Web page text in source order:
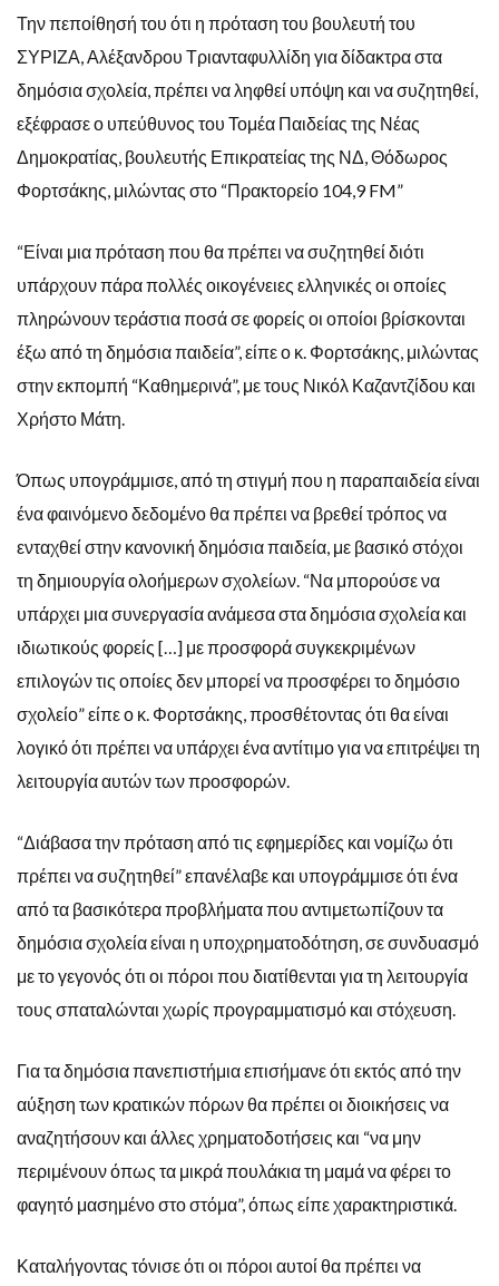
Την πεποίθησή του ότι η πρόταση του βουλευτή του
ΣΥΡΙΖΑ, Αλέξανδρου Τριανταφυλλίδη για δίδακτρα στα
δημόσια σχολεία, πρέπει να ληφθεί υπόψη και να συζητηθεί,
εξέφρασε ο υπεύθυνος του Τομέα Παιδείας της Νέας
Δημοκρατίας, βουλευτής Επικρατείας της ΝΔ, Θόδωρος
Φορτσάκης, μιλώντας στο “Πρακτορείο 104,9 FM”
“Είναι μια πρόταση που θα πρέπει να συζητηθεί διότι
υπάρχουν πάρα πολλές οικογένειες ελληνικές οι οποίες
πληρώνουν τεράστια ποσά σε φορείς οι οποίοι βρίσκονται
έξω από τη δημόσια παιδεία”, είπε ο κ. Φορτσάκης, μιλώντας
στην εκπομπή “Καθημερινά”, με τους Νικόλ Καζαντζίδου και
Χρήστο Μάτη.
Όπως υπογράμμισε, από τη στιγμή που η παραπαιδεία είναι
ένα φαινόμενο δεδομένο θα πρέπει να βρεθεί τρόπος να
ενταχθεί στην κανονική δημόσια παιδεία, με βασικό στόχοι
τη δημιουργία ολοήμερων σχολείων. “Να μπορούσε να
υπάρχει μια συνεργασία ανάμεσα στα δημόσια σχολεία και
ιδιωτικούς φορείς […] με προσφορά συγκεκριμένων
επιλογών τις οποίες δεν μπορεί να προσφέρει το δημόσιο
σχολείο” είπε ο κ. Φορτσάκης, προσθέτοντας ότι θα είναι
λογικό ότι πρέπει να υπάρχει ένα αντίτιμο για να επιτρέψει τη
λειτουργία αυτών των προσφορών.
“Διάβασα την πρόταση από τις εφημερίδες και νομίζω ότι
πρέπει να συζητηθεί” επανέλαβε και υπογράμμισε ότι ένα
από τα βασικότερα προβλήματα που αντιμετωπίζουν τα
δημόσια σχολεία είναι η υποχρηματοδότηση, σε συνδυασμό
με το γεγονός ότι οι πόροι που διατίθενται για τη λειτουργία
τους σπαταλώνται χωρίς προγραμματισμό και στόχευση.
Για τα δημόσια πανεπιστήμια επισήμανε ότι εκτός από την
αύξηση των κρατικών πόρων θα πρέπει οι διοικήσεις να
αναζητήσουν και άλλες χρηματοδοτήσεις και “να μην
περιμένουν όπως τα μικρά πουλάκια τη μαμά να φέρει το
φαγητό μασημένο στο στόμα”, όπως είπε χαρακτηριστικά.
Καταλήγοντας τόνισε ότι οι πόροι αυτοί θα πρέπει να